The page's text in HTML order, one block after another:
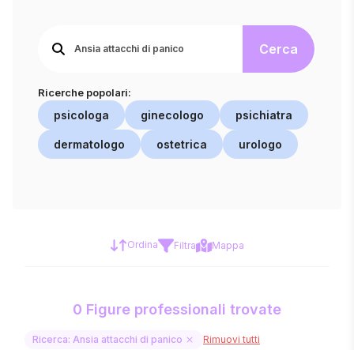
Cerca
Ricerche popolari:
psicologa ginecologo psichiatra
dermatologo ostetrica urologo
Ordina Filtra Mappa
0 Figure professionali trovate
Ricerca: Ansia attacchi di panico Rimuovi tutti